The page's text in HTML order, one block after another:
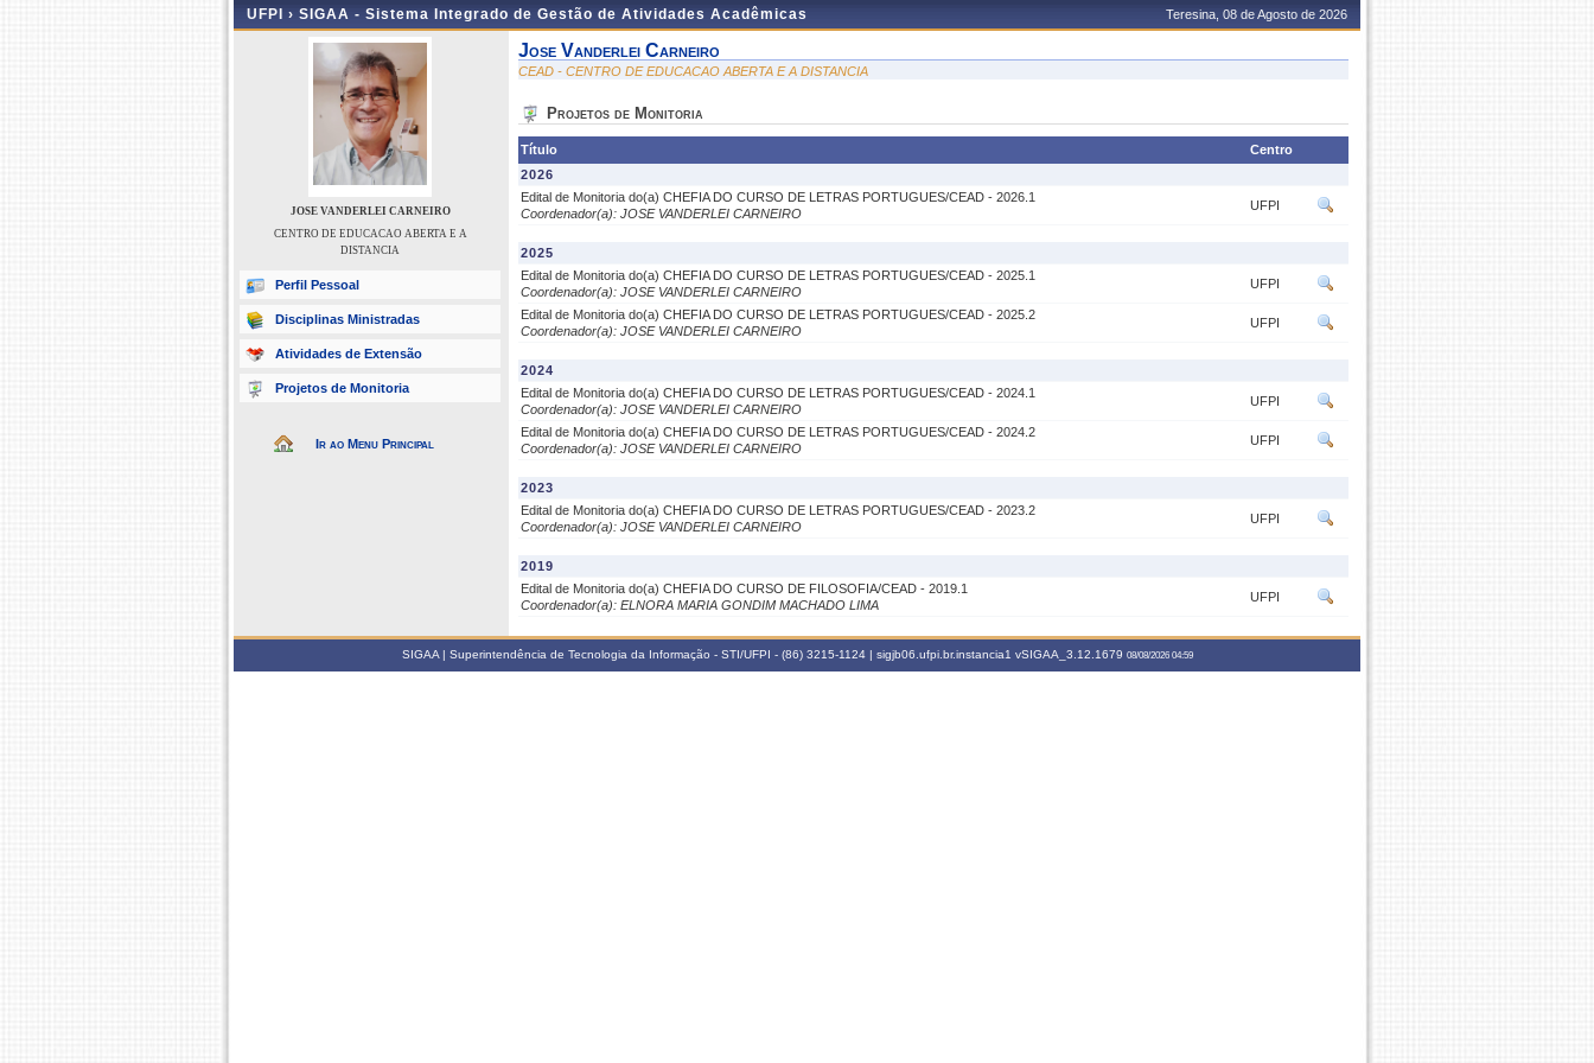
UFPI › SIGAA - Sistema Integrado de Gestão de Atividades Acadêmicas Teresina, 08 de Agosto de 2026
JOSE VANDERLEI CARNEIRO
CENTRO DE EDUCACAO ABERTA E A
DISTANCIA
Perfil Pessoal
Disciplinas Ministradas
Atividades de Extensão
Projetos de Monitoria
Ir ao Menu Principal
Jose Vanderlei Carneiro
CEAD - CENTRO DE EDUCACAO ABERTA E A DISTANCIA
Projetos de Monitoria
Título
Centro
2026
Edital de Monitoria do(a) CHEFIA DO CURSO DE LETRAS PORTUGUES/CEAD - 2026.1
Coordenador(a): JOSE VANDERLEI CARNEIRO
UFPI
2025
Edital de Monitoria do(a) CHEFIA DO CURSO DE LETRAS PORTUGUES/CEAD - 2025.1
Coordenador(a): JOSE VANDERLEI CARNEIRO
UFPI
Edital de Monitoria do(a) CHEFIA DO CURSO DE LETRAS PORTUGUES/CEAD - 2025.2
Coordenador(a): JOSE VANDERLEI CARNEIRO
UFPI
2024
Edital de Monitoria do(a) CHEFIA DO CURSO DE LETRAS PORTUGUES/CEAD - 2024.1
Coordenador(a): JOSE VANDERLEI CARNEIRO
UFPI
Edital de Monitoria do(a) CHEFIA DO CURSO DE LETRAS PORTUGUES/CEAD - 2024.2
Coordenador(a): JOSE VANDERLEI CARNEIRO
UFPI
2023
Edital de Monitoria do(a) CHEFIA DO CURSO DE LETRAS PORTUGUES/CEAD - 2023.2
Coordenador(a): JOSE VANDERLEI CARNEIRO
UFPI
2019
Edital de Monitoria do(a) CHEFIA DO CURSO DE FILOSOFIA/CEAD - 2019.1
Coordenador(a): ELNORA MARIA GONDIM MACHADO LIMA
UFPI
SIGAA | Superintendência de Tecnologia da Informação - STI/UFPI - (86) 3215-1124 | sigjb06.ufpi.br.instancia1 vSIGAA_3.12.1679 08/08/2026 04:59